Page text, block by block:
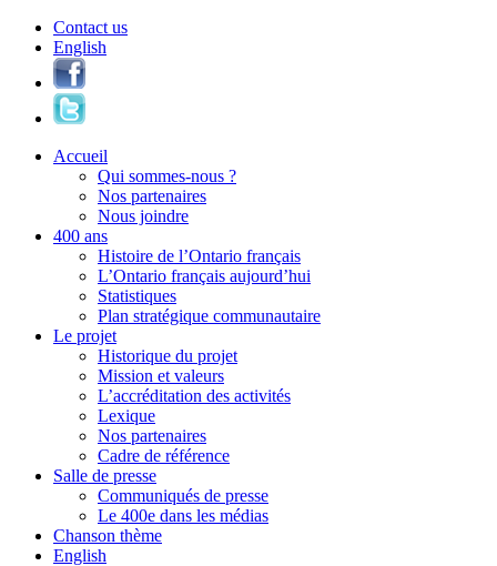
Contact us
English
Accueil
Qui sommes-nous ?
Nos partenaires
Nous joindre
400 ans
Histoire de l’Ontario français
L’Ontario français aujourd’hui
Statistiques
Plan stratégique communautaire
Le projet
Historique du projet
Mission et valeurs
L’accréditation des activités
Lexique
Nos partenaires
Cadre de référence
Salle de presse
Communiqués de presse
Le 400e dans les médias
Chanson thème
English